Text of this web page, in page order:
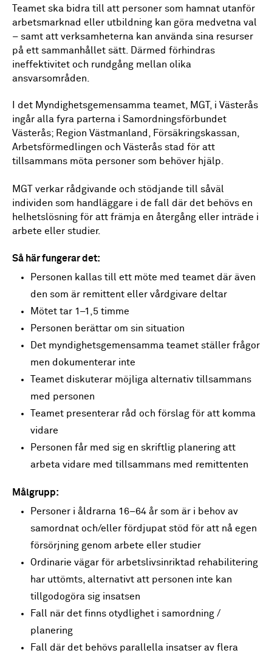
Teamet ska bidra till att personer som hamnat utanför
arbetsmarknad eller utbildning kan göra medvetna val
– samt att verksamheterna kan använda sina resurser
på ett sammanhållet sätt. Därmed förhindras
ineffektivitet och rundgång mellan olika
ansvarsområden.
I det Myndighetsgemensamma teamet, MGT, i Västerås
ingår alla fyra parterna i Samordningsförbundet
Västerås; Region Västmanland, Försäkringskassan,
Arbetsförmedlingen och Västerås stad för att
tillsammans möta personer som behöver hjälp.
MGT verkar rådgivande och stödjande till såväl
individen som handläggare i de fall där det behövs en
helhetslösning för att främja en återgång eller inträde i
arbete eller studier.
Så här fungerar det:
Personen kallas till ett möte med teamet där även
den som är remittent eller vårdgivare deltar
Mötet tar 1–1,5 timme
Personen berättar om sin situation
Det myndighetsgemensamma teamet ställer frågor
men dokumenterar inte
Teamet diskuterar möjliga alternativ tillsammans
med personen
Teamet presenterar råd och förslag för att komma
vidare
Personen får med sig en skriftlig planering att
arbeta vidare med tillsammans med remittenten
Målgrupp:
Personer i åldrarna 16–64 år som är i behov av
samordnat och/eller fördjupat stöd för att nå egen
försörjning genom arbete eller studier
Ordinarie vägar för arbetslivsinriktad rehabilitering
har uttömts, alternativt att personen inte kan
tillgodogöra sig insatsen
Fall när det finns otydlighet i samordning /
planering
Fall där det behövs parallella insatser av flera